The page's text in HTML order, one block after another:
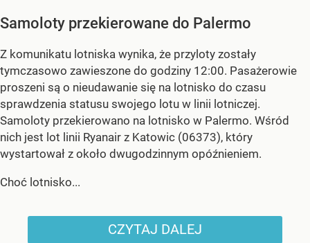
Samoloty przekierowane do Palermo
Z komunikatu lotniska wynika, że przyloty zostały
tymczasowo zawieszone do godziny 12:00. Pasażerowie
proszeni są o nieudawanie się na lotnisko do czasu
sprawdzenia statusu swojego lotu w linii lotniczej.
Samoloty przekierowano na lotnisko w Palermo. Wśród
nich jest lot linii Ryanair z Katowic (06373), który
wystartował z około dwugodzinnym opóźnieniem.
Choć lotnisko...
CZYTAJ DALEJ